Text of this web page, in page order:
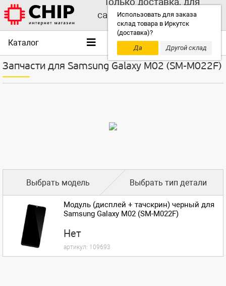
Использовать для заказа
склад товара в Иркутск
(доставка)?
Да
Другой склад
самовывоза выбирайте
другой склад!
Каталог
Запчасти для Samsung Galaxy M02 (SM-M022F)
Выбрать модель Выбрать тип детали
Модуль (дисплей + тачскрин) черный для
Samsung Galaxy M02 (SM-M022F)
Нет
артикул: 109693